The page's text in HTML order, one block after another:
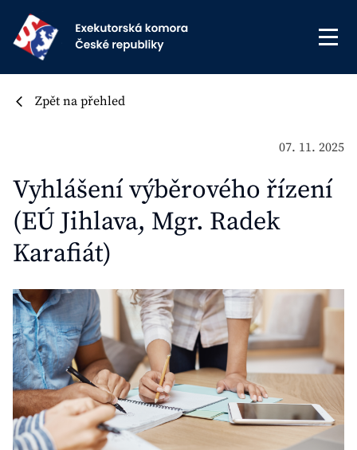
Zpět na přehled
07. 11. 2025
Vyhlášení výběrového řízení
(EÚ Jihlava, Mgr. Radek
Karafiát)